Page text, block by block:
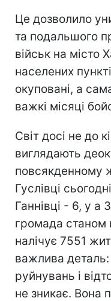
Це дозволило
та подальшого
військ на місто
населених
окуповані, а
важкі місяці
Світ досі не до
виглядають
повсякденному
Гуслівці
Ганнівці - 6, у а
громада станом
налічує 7551
важлива деталь:
руйнувань і
не зникає. Вона